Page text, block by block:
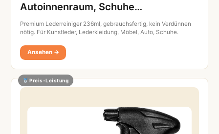
Autoinnenraum, Schuhe…
Premium Lederreiniger 236ml, gebrauchsfertig, kein Verdünnen
nötig. Für Kunstleder, Lederkleidung, Möbel, Auto, Schuhe.
Ansehen →
Preis-Leistung